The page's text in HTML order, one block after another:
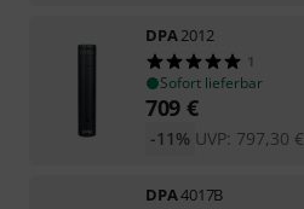
DPA2012
1
Sofort lieferbar
709 €
UVP: 797,30 €
-11%
DPA4017B